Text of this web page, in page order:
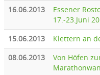
16.06.2013
Essener
17.-23.Juni
15.06.2013 Klettern an
08.06.2013
Von Höfen